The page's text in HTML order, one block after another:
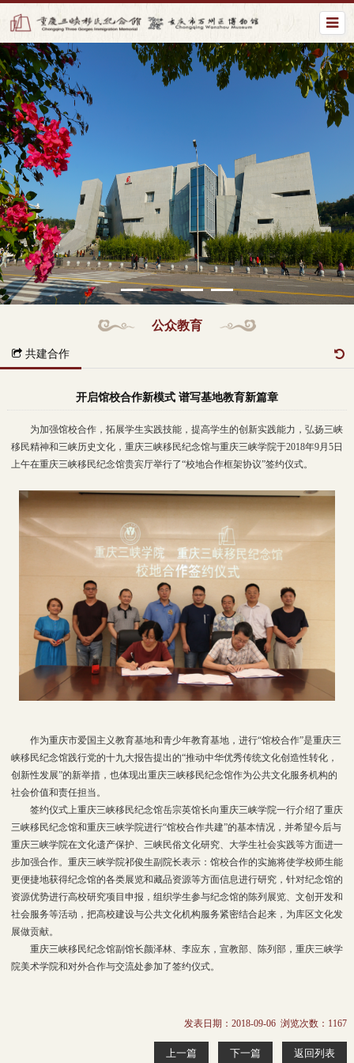
公众教育
共建合作
开启馆校合作新模式 谱写基地教育新篇章
为加强馆校合作，拓展学生实践技能，提高学生的创新实践能力，弘扬三峡
移民精神和三峡历史文化，重庆三峡移民纪念馆与重庆三峡学院于2018年9月5日
上午在重庆三峡移民纪念馆贵宾厅举行了“校地合作框架协议”签约仪式。
作为重庆市爱国主义教育基地和青少年教育基地，进行“馆校合作”是重庆三
峡移民纪念馆践行党的十九大报告提出的“推动中华优秀传统文化创造性转化，
创新性发展”的新举措，也体现出重庆三峡移民纪念馆作为公共文化服务机构的
社会价值和责任担当。
签约仪式上重庆三峡移民纪念馆岳宗英馆长向重庆三峡学院一行介绍了重庆
三峡移民纪念馆和重庆三峡学院进行“馆校合作共建”的基本情况，并希望今后与
重庆三峡学院在文化遗产保护、三峡民俗文化研究、大学生社会实践等方面进一
步加强合作。重庆三峡学院祁俊生副院长表示：馆校合作的实施将使学校师生能
更便捷地获得纪念馆的各类展览和藏品资源等方面信息进行研究，针对纪念馆的
资源优势进行高校研究项目申报，组织学生参与纪念馆的陈列展览、文创开发和
社会服务等活动，把高校建设与公共文化机构服务紧密结合起来，为库区文化发
展做贡献。
重庆三峡移民纪念馆副馆长颜泽林、李应东，宣教部、陈列部，重庆三峡学
院美术学院和对外合作与交流处参加了签约仪式。
发表日期：2018-09-06 浏览次数： 1167
上一篇 下一篇 返回列表